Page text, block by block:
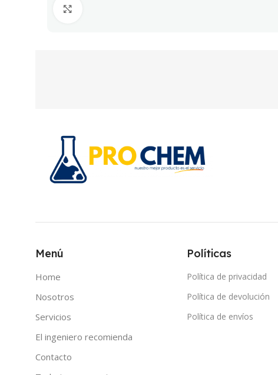
Menú
Home
Nosotros
Servicios
El ingeniero recomienda
Contacto
Políticas
Política de privacidad
Política de devolución
Política de envíos